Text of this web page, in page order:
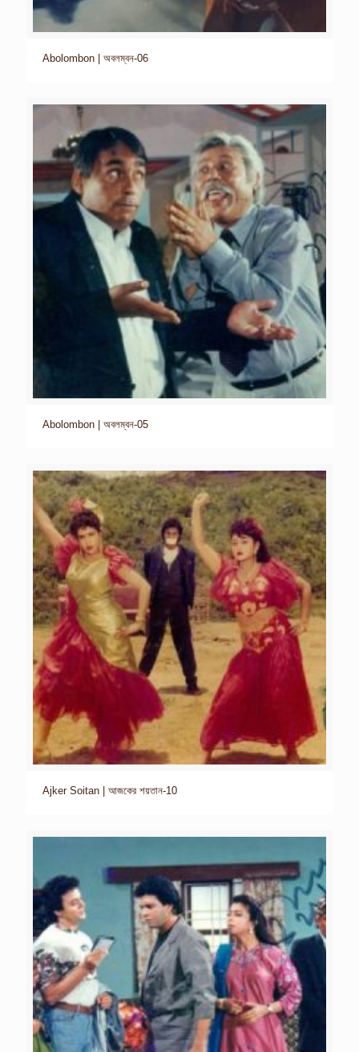
Abolombon | অবলম্বন-06
Abolombon | অবলম্বন-05
Ajker Soitan | আজকের শয়তান-10